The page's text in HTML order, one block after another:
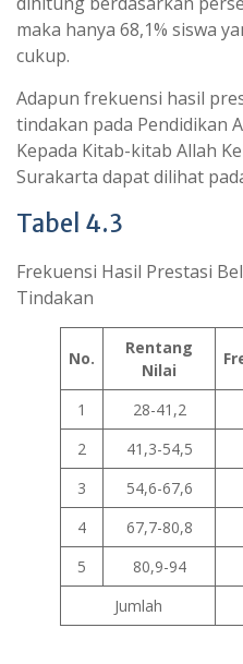
maka hanya 68,1% siswa
cukup.
Adapun frekuensi hasil
tindakan pada Pendidikan
Kepada Kitab-kitab Allah
Surakarta dapat dilihat
Tabel 4.3
Frekuensi Hasil Prestasi
Tindakan
No.
Rentang
Nilai
1
28-41,2
2
41,3-54,5
3
54,6-67,6
4
67,7-80,8
5
80,9-94
Jumlah